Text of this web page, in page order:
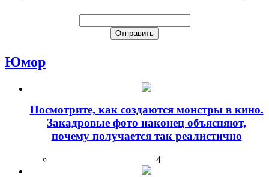
Юмор
Посмотрите, как создаются монстры в кино.
Закадровые фото наконец объясняют,
почему получается так реалистично
4